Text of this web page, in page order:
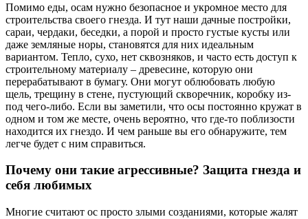
Помимо еды, осам нужно безопасное и укромное место для
строительства своего гнезда. И тут наши дачные постройки,
сараи, чердаки, беседки, а порой и просто густые кусты или
даже земляные норы, становятся для них идеальным
вариантом. Тепло, сухо, нет сквозняков, и часто есть доступ к
строительному материалу – древесине, которую они
перерабатывают в бумагу. Они могут облюбовать любую
щель, трещину в стене, пустующий скворечник, коробку из-
под чего-либо. Если вы заметили, что осы постоянно кружат в
одном и том же месте, очень вероятно, что где-то поблизости
находится их гнездо. И чем раньше вы его обнаружите, тем
легче будет с ним справиться.
Почему они такие агрессивные? Защита гнезда и
себя любимых
Многие считают ос просто злыми созданиями, которые жалят